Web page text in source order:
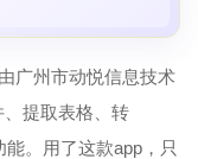
广州市动悦信息技术
提取表格、转
。用了这款app，只